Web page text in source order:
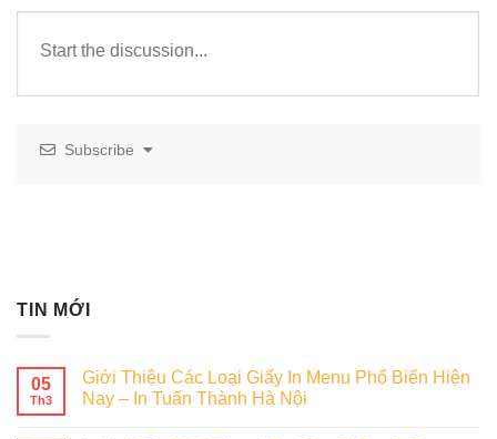
Subscribe
TIN MỚI
05
Th3
Giới Thiệu Các Loại Giấy In Menu Phổ Biến Hiện
Nay – In Tuấn Thành Hà Nội